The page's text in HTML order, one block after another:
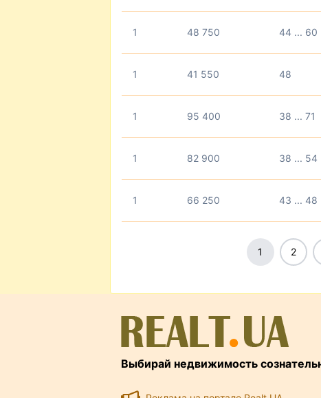
1 48 750 44 ... 60
1 41 550 48
1 95 400 38 ... 71
1 82 900 38 ... 54
1 66 250 43 ... 48
1 2
Выбирай недвижимость